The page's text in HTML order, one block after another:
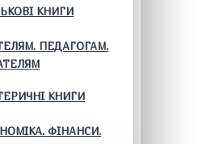
КНИГИ
ПЕДАГОГАМ.
КНИГИ
ФІНАНСИ.